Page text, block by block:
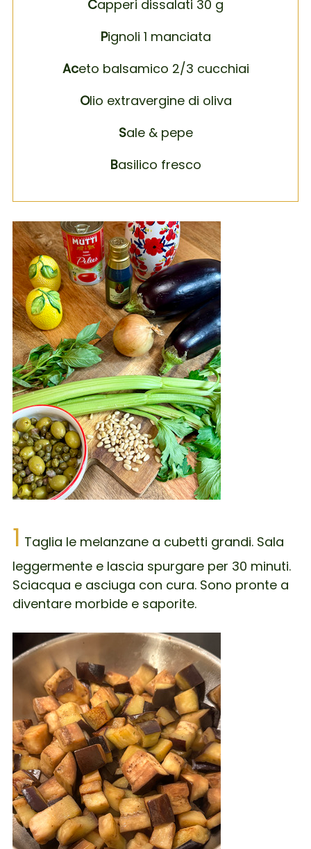
Capperi dissalati 30 g
Pignoli 1 manciata
Aceto balsamico 2/3 cucchiai
Olio extravergine di oliva
Sale & pepe
Basilico fresco
1 Taglia le melanzane a cubetti grandi. Sala
leggermente e lascia spurgare per 30 minuti.
Sciacqua e asciuga con cura. Sono pronte a
diventare morbide e saporite.